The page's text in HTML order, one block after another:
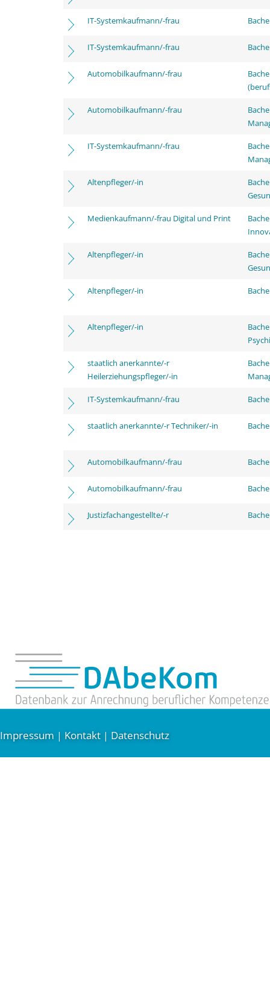
IT-Systemkaufmann/-frau
IT-Systemkaufmann/-frau
Automobilkaufmann/-frau
Automobilkaufmann/-frau
IT-Systemkaufmann/-frau
Altenpfleger/-in
Medienkaufmann/-frau Digital und Print
Altenpfleger/-in
Altenpfleger/-in
Altenpfleger/-in
staatlich anerkannte/-r
Heilerziehungspfleger/-in
IT-Systemkaufmann/-frau
staatlich anerkannte/-r Techniker/-in
Automobilkaufmann/-frau
Automobilkaufmann/-frau
Justizfachangestellte/-r
Impressum | Kontakt | Datenschutz